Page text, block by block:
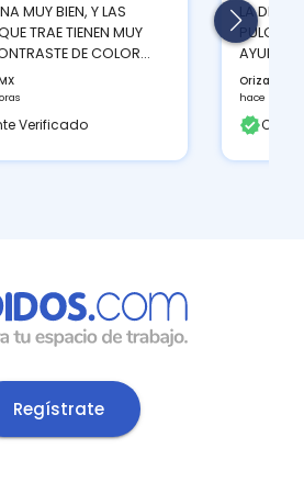
MUY BIEN, Y LAS
TRAE TIENEN MUY
DE COLOR...
Verificado
LA
AYUDA A
Orizaba,
hace 10
Regístrate